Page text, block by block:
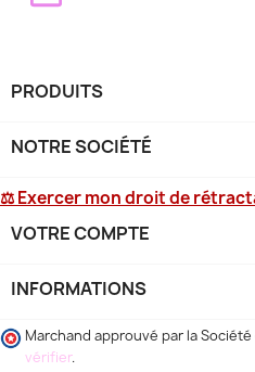
PRODUITS
NOTRE SOCIÉTÉ
⚖ Exercer mon droit de
VOTRE COMPTE
INFORMATIONS
Marchand approuvé par la
vérifier.